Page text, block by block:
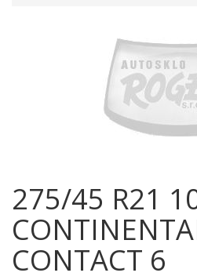
275/45 R21
CONTACT 6